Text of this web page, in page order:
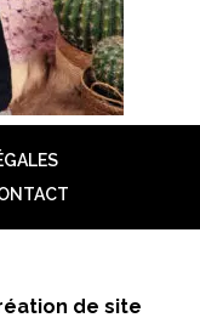
de site